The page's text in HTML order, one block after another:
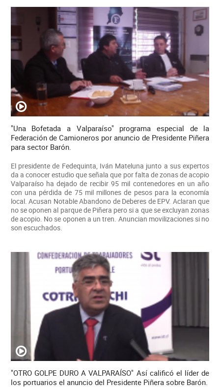
"Una Bofetada a Valparaíso" programa especial de la
Federación de Camioneros por anuncio de Presidente Piñera
para sector Barón.
El presidente de Fedequinta, Iván Mateluna junto a sus expertos
da a conocer estudio que señala que por falta de zonas de acopio
Valparaíso ha dejado de recibir 95 mil contenedores en un año
con una pérdida de 75 mil millones de pesos para la economía
local. Acusan Notable Abandono de Deberes de EPV. Aclaran que
no se oponen al parque de Piñera pero si a que se excluyan zonas
de acopio. No se oponen a un tren. Anuncian movilizaciones si no
son escuchados.
"OTRO GOLPE DURO A VALPARAÍSO" Así calificó el líder de
los portuarios el anuncio del Presidente Piñera sobre Barón.